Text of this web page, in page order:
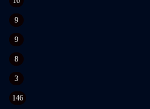
9
9
8
3
146